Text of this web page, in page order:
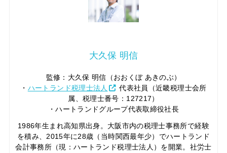
大久保 明信
監修：大久保 明信（おおくぼ あきのぶ）
・ ハートランド税理士法人
代表社員（近畿税理士会所
属、税理士番号：127217）
・ハートランドグループ代表取締役社長
1986年生まれ高知県出身。大阪市内の税理士事務所で経験
を積み、2015年に28歳（当時関西最年少）でハートランド
会計事務所（現：ハートランド税理士法人）を開業。社労士